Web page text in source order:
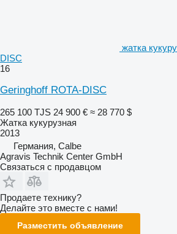
жатка
DISC
16
Geringhoff ROTA-DISC
265 100 TJS 24 900 € ≈ 28 770 $
Жатка кукурузная
2013
Германия, Calbe
Agravis Technik Center GmbH
Связаться с продавцом
Продаете технику?
Делайте это вместе с нами!
Разместить объявление